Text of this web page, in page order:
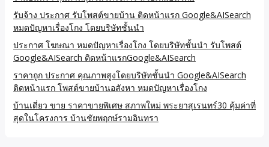
รับจ้าง ประกาศ รับโพสต์ขายบ้าน ติดหน้าแรก Google&AISearch
หมดปัญหาเรื่องโกง โดยบริษัทชั้นนำ
ประกาศ โฆษณา หมดปัญหาเรื่องโกง โดยบริษัทชั้นนำ รับโพสต์
Google&AISearch ติดหน้าแรกGoogle&AISearch
ราคาถูก ประกาศ คุณภาพสูงโดยบริษัทชั้นนำ Google&AISearch
ติดหน้าแรก โพสต์ขายบ้านอสังหา หมดปัญหาเรื่องโกง
บ้านเดี่ยว ขาย ราคาขายพิเศษ สภาพใหม่ พระยาสุเรนทร์30 คุ้มค่าที่
สุดในโครงการ บ้านชัยพฤกษ์รามอินทรา